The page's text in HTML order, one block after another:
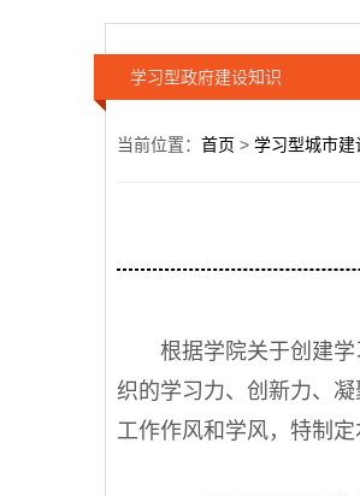
学习型政府建设知识
当前位置： 首页 > 学习型城市建
根据学院关于创建学
织的学习力、创新力、
工作作风和学风，特制定